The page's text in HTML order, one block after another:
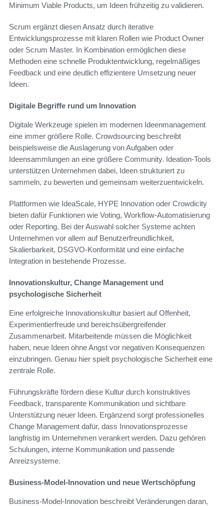
Minimum Viable Products, um Ideen frühzeitig zu validieren.
Scrum ergänzt diesen Ansatz durch iterative
Entwicklungsprozesse mit klaren Rollen wie Product Owner
oder Scrum Master. In Kombination ermöglichen diese
Methoden eine schnelle Produktentwicklung, regelmäßiges
Feedback und eine deutlich effizientere Umsetzung neuer
Ideen.
Digitale Begriffe rund um Innovation
Digitale Werkzeuge spielen im modernen Ideenmanagement
eine immer größere Rolle. Crowdsourcing beschreibt
beispielsweise die Auslagerung von Aufgaben oder
Ideensammlungen an eine größere Community. Ideation-Tools
unterstützen Unternehmen dabei, Ideen strukturiert zu
sammeln, zu bewerten und gemeinsam weiterzuentwickeln.
Plattformen wie IdeaScale, HYPE Innovation oder Crowdicity
bieten dafür Funktionen wie Voting, Workflow-Automatisierung
oder Reporting. Bei der Auswahl solcher Systeme achten
Unternehmen vor allem auf Benutzerfreundlichkeit,
Skalierbarkeit, DSGVO-Konformität und eine einfache
Integration in bestehende Prozesse.
Innovationskultur, Change Management und
psychologische Sicherheit
Eine erfolgreiche Innovationskultur basiert auf Offenheit,
Experimentierfreude und bereichsübergreifender
Zusammenarbeit. Mitarbeitende müssen die Möglichkeit
haben, neue Ideen ohne Angst vor negativen Konsequenzen
einzubringen. Genau hier spielt psychologische Sicherheit eine
zentrale Rolle.
Führungskräfte fördern diese Kultur durch konstruktives
Feedback, transparente Kommunikation und sichtbare
Unterstützung neuer Ideen. Ergänzend sorgt professionelles
Change Management dafür, dass Innovationsprozesse
langfristig im Unternehmen verankert werden. Dazu gehören
Schulungen, interne Kommunikation und passende
Anreizsysteme.
Business-Model-Innovation und neue Wertschöpfung
Business-Model-Innovation beschreibt Veränderungen daran,